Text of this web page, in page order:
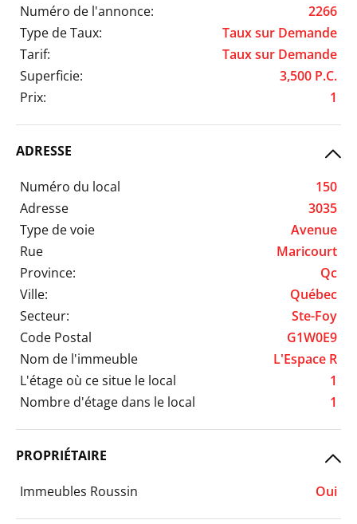
Numéro de l'annonce:
2266
Type de Taux:
Taux sur Demande
Tarif:
Taux sur Demande
Superficie:
3,500 P.C.
Prix:
1
ADRESSE
Numéro du local
150
Adresse
3035
Type de voie
Avenue
Rue
Maricourt
Province:
Qc
Ville:
Québec
Secteur:
Ste-Foy
Code Postal
G1W0E9
Nom de l'immeuble
L'Espace R
L'étage où ce situe le local
1
Nombre d'étage dans le local
1
PROPRIÉTAIRE
Immeubles Roussin Oui